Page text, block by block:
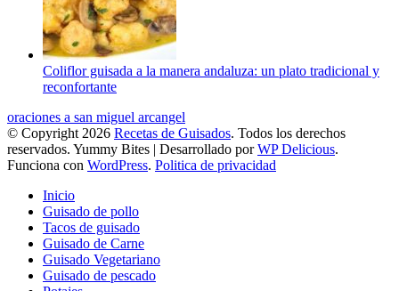
Coliflor guisada a la manera andaluza: un plato tradicional y
reconfortante
oraciones a san miguel arcangel
© Copyright 2026 Recetas de Guisados. Todos los derechos
reservados. Yummy Bites | Desarrollado porWP Delicious.
Funciona con WordPress. Politica de privacidad
Inicio
Guisado de pollo
Tacos de guisado
Guisado de Carne
Guisado Vegetariano
Guisado de pescado